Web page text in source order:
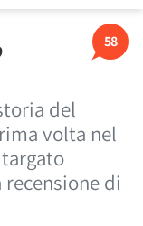
58
del
volta nel
di